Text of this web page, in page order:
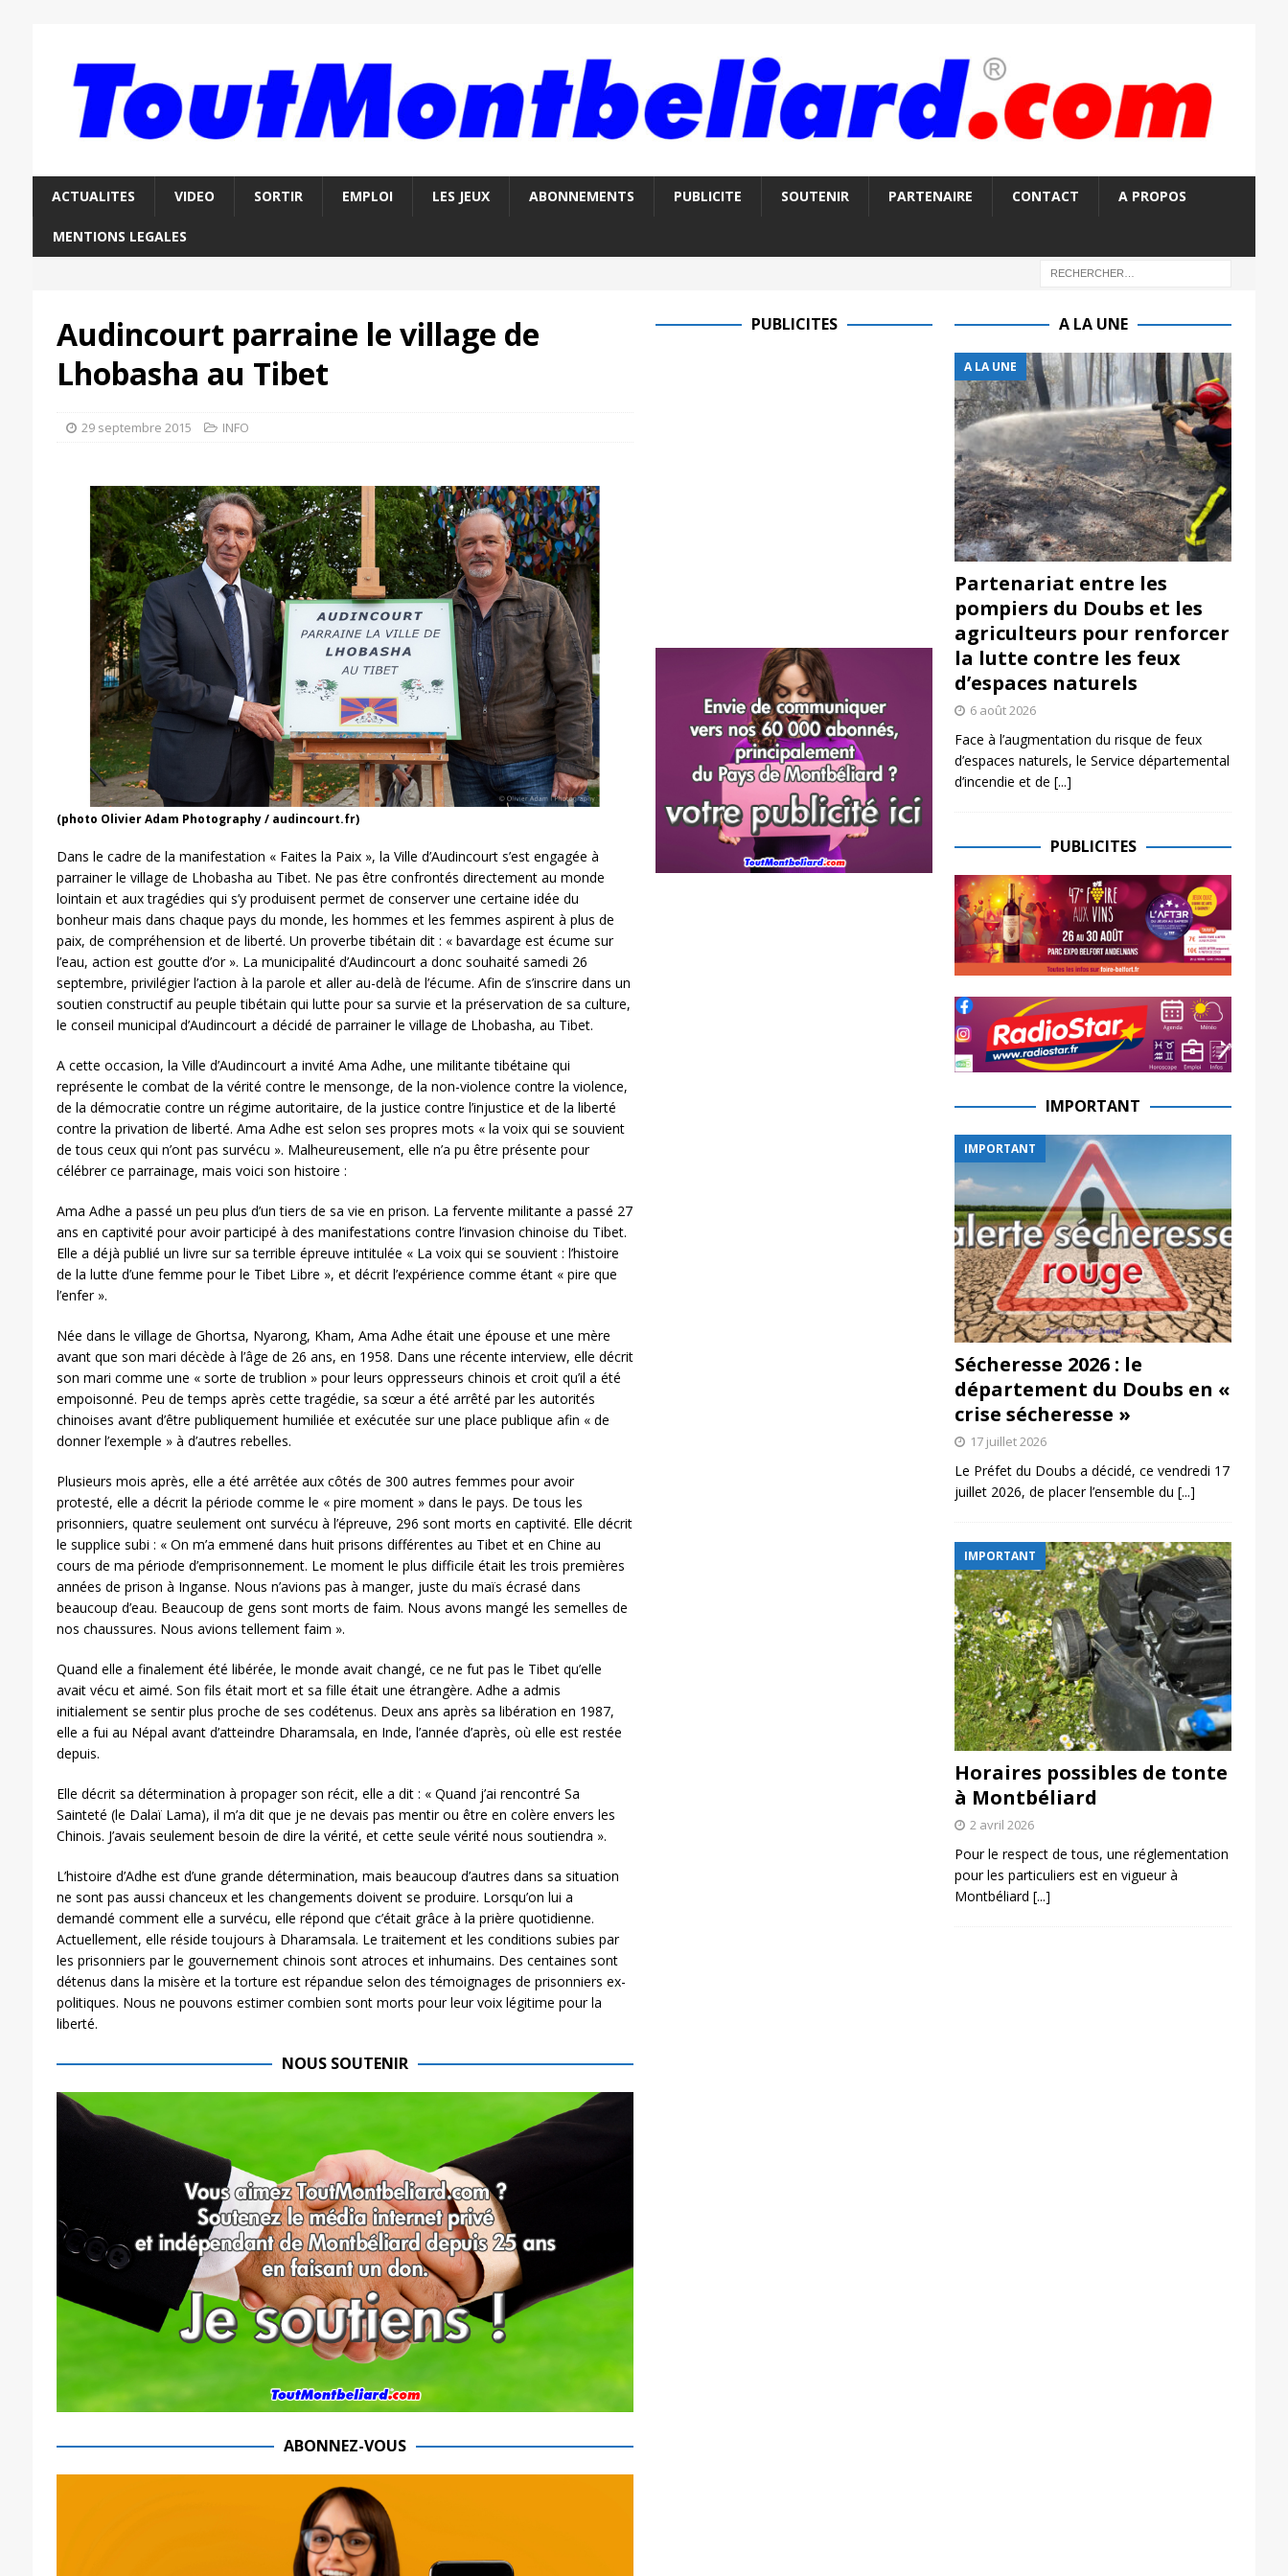
ACTUALITES VIDEO SORTIR EMPLOI LES JEUX ABONNEMENTS PUBLICITE SOUTENIR PARTENAIRE CONTACT A PROPOS
MENTIONS LEGALES
Audincourt parraine le village de
Lhobasha au Tibet
29 septembre 2015 INFO
(photo Olivier Adam Photography / audincourt.fr)
Dans le cadre de la manifestation « Faites la Paix », la Ville d’Audincourt s’est engagée à
parrainer le village de Lhobasha au Tibet. Ne pas être confrontés directement au monde
lointain et aux tragédies qui s’y produisent permet de conserver une certaine idée du
bonheur mais dans chaque pays du monde, les hommes et les femmes aspirent à plus de
paix, de compréhension et de liberté. Un proverbe tibétain dit : « bavardage est écume sur
l’eau, action est goutte d’or ». La municipalité d’Audincourt a donc souhaité samedi 26
septembre, privilégier l’action à la parole et aller au-delà de l’écume. Afin de s’inscrire dans un
soutien constructif au peuple tibétain qui lutte pour sa survie et la préservation de sa culture,
le conseil municipal d’Audincourt a décidé de parrainer le village de Lhobasha, au Tibet.
A cette occasion, la Ville d’Audincourt a invité Ama Adhe, une militante tibétaine qui
représente le combat de la vérité contre le mensonge, de la non-violence contre la violence,
de la démocratie contre un régime autoritaire, de la justice contre l’injustice et de la liberté
contre la privation de liberté. Ama Adhe est selon ses propres mots « la voix qui se souvient
de tous ceux qui n’ont pas survécu ». Malheureusement, elle n’a pu être présente pour
célébrer ce parrainage, mais voici son histoire :
Ama Adhe a passé un peu plus d’un tiers de sa vie en prison. La fervente militante a passé 27
ans en captivité pour avoir participé à des manifestations contre l’invasion chinoise du Tibet.
Elle a déjà publié un livre sur sa terrible épreuve intitulée « La voix qui se souvient : l’histoire
de la lutte d’une femme pour le Tibet Libre », et décrit l’expérience comme étant « pire que
l’enfer ».
Née dans le village de Ghortsa, Nyarong, Kham, Ama Adhe était une épouse et une mère
avant que son mari décède à l’âge de 26 ans, en 1958. Dans une récente interview, elle décrit
son mari comme une « sorte de trublion » pour leurs oppresseurs chinois et croit qu’il a été
empoisonné. Peu de temps après cette tragédie, sa sœur a été arrêté par les autorités
chinoises avant d’être publiquement humiliée et exécutée sur une place publique afin « de
donner l’exemple » à d’autres rebelles.
Plusieurs mois après, elle a été arrêtée aux côtés de 300 autres femmes pour avoir
protesté, elle a décrit la période comme le « pire moment » dans le pays. De tous les
prisonniers, quatre seulement ont survécu à l’épreuve, 296 sont morts en captivité. Elle décrit
le supplice subi : « On m’a emmené dans huit prisons différentes au Tibet et en Chine au
cours de ma période d’emprisonnement. Le moment le plus difficile était les trois premières
années de prison à Inganse. Nous n’avions pas à manger, juste du maïs écrasé dans
beaucoup d’eau. Beaucoup de gens sont morts de faim. Nous avons mangé les semelles de
nos chaussures. Nous avions tellement faim ».
Quand elle a finalement été libérée, le monde avait changé, ce ne fut pas le Tibet qu’elle
avait vécu et aimé. Son fils était mort et sa fille était une étrangère. Adhe a admis
initialement se sentir plus proche de ses codétenus. Deux ans après sa libération en 1987,
elle a fui au Népal avant d’atteindre Dharamsala, en Inde, l’année d’après, où elle est restée
depuis.
Elle décrit sa détermination à propager son récit, elle a dit : « Quand j’ai rencontré Sa
Sainteté (le Dalaï Lama), il m’a dit que je ne devais pas mentir ou être en colère envers les
Chinois. J’avais seulement besoin de dire la vérité, et cette seule vérité nous soutiendra ».
L’histoire d’Adhe est d’une grande détermination, mais beaucoup d’autres dans sa situation
ne sont pas aussi chanceux et les changements doivent se produire. Lorsqu’on lui a
demandé comment elle a survécu, elle répond que c’était grâce à la prière quotidienne.
Actuellement, elle réside toujours à Dharamsala. Le traitement et les conditions subies par
les prisonniers par le gouvernement chinois sont atroces et inhumains. Des centaines sont
détenus dans la misère et la torture est répandue selon des témoignages de prisonniers ex-
politiques. Nous ne pouvons estimer combien sont morts pour leur voix légitime pour la
liberté.
NOUS SOUTENIR
ABONNEZ-VOUS
PUBLICITES A LA UNE
A LA UNE
Partenariat entre les
pompiers du Doubs et les
agriculteurs pour renforcer
la lutte contre les feux
d’espaces naturels
6 août 2026
Face à l’augmentation du risque de feux
d’espaces naturels, le Service départemental
d’incendie et de [...]
PUBLICITES
IMPORTANT
IMPORTANT
Sécheresse 2026 : le
département du Doubs en «
crise sécheresse »
17 juillet 2026
Le Préfet du Doubs a décidé, ce vendredi 17
juillet 2026, de placer l’ensemble du [...]
IMPORTANT
Horaires possibles de tonte
à Montbéliard
2 avril 2026
Pour le respect de tous, une réglementation
pour les particuliers est en vigueur à
Montbéliard [...]